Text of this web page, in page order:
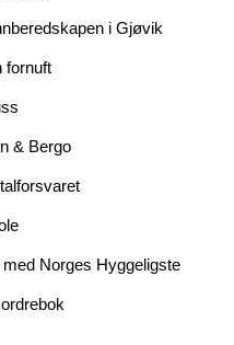
i Gjøvik
fornuft
& Bergo
Norges Hyggeligste